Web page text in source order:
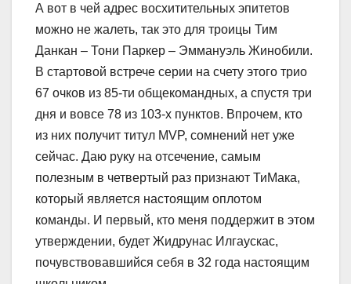
А вот в чей адрес восхитительных эпитетов
можно не жалеть, так это для троицы Тим
Данкан – Тони Паркер – Эммануэль Жинобили.
В стартовой встрече серии на счету этого трио
67 очков из 85-ти общекомандных, а спустя три
дня и вовсе 78 из 103-х пунктов. Впрочем, кто
из них получит титул MVP, сомнений нет уже
сейчас. Даю руку на отсечение, самым
полезным в четвертый раз признают ТиМака,
который является настоящим оплотом
команды. И первый, кто меня поддержит в этом
утверждении, будет Жидрунас Илгаускас,
почувствовавшийся себя в 32 года настоящим